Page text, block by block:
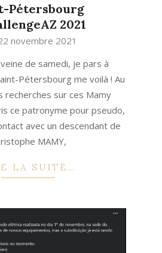
Pétersbourg
2021
novembre 2021
de samedi, je pars à
Pétersbourg me voilà ! Au
recherches sur ces Mamy
ce patronyme pour pseudo,
avec un descendant de
MAMY,
LA SUITE…